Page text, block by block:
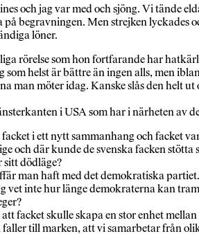
och jag var med och sjöng. Vi tände
begravningen. Men strejken
löner.
rörelse som hon fortfarande har
helst är bättre än ingen alls, men
man möter idag. Kanske slås den helt
i USA som har i närheten
i ett nytt sammanhang och facket
och där kunde de svenska facken
sitt dödläge?
man haft med det demokratiska
vet inte hur länge demokraterna kan
facket skulle skapa en stor enhet
till marken, att vi samarbetar från